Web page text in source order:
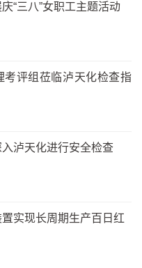
“三八”女职工主题活动
考评组莅临泸天化检查指
泸天化进行安全检查
实现长周期生产百日红